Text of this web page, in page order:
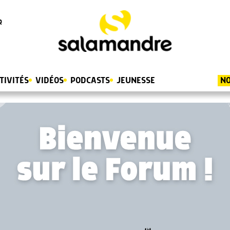
VIDÉOS PODCASTS JEUNESSE